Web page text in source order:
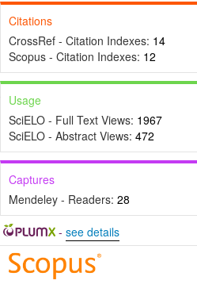
Citations
CrossRef - Citation Indexes: 14
Scopus - Citation Indexes: 12
Usage
SciELO - Full Text Views: 1967
SciELO - Abstract Views: 472
Captures
Mendeley - Readers: 28
- see details